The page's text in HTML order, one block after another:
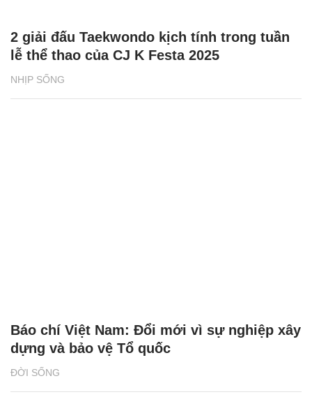
NHỊP SỐNG
2 giải đấu Taekwondo kịch tính trong tuần
lễ thể thao của CJ K Festa 2025
ĐỜI SỐNG
Báo chí Việt Nam: Đổi mới vì sự nghiệp xây
dựng và bảo vệ Tổ quốc